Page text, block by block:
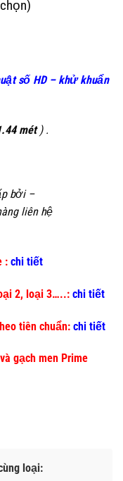
số HD– khử khuẩn
mét) .
bởi –
liên hệ
: chi tiết
2, loại 3…..: chi tiết
tiên chuẩn: chi tiết
gạch men Prime
loại: